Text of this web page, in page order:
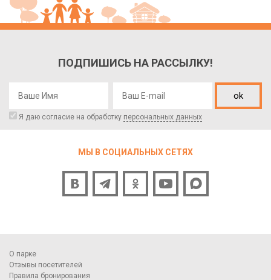
ПОДПИШИСЬ НА РАССЫЛКУ!
ok
Я даю согласие на обработку персональных данных
МЫ В СОЦИАЛЬНЫХ СЕТЯХ
О парке
Отзывы посетителей
Правила бронирования